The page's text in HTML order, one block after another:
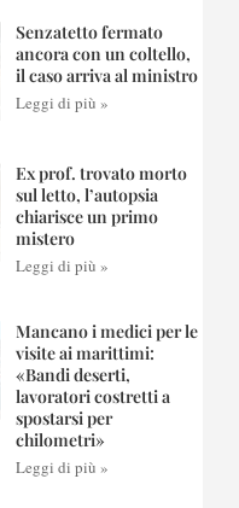
Senzatetto fermato
ancora con un coltello,
il caso arriva al ministro
Leggi di più »
Ex prof. trovato morto
sul letto, l’autopsia
chiarisce un primo
mistero
Leggi di più »
Mancano i medici per le
visite ai marittimi:
«Bandi deserti,
lavoratori costretti a
spostarsi per
chilometri»
Leggi di più »